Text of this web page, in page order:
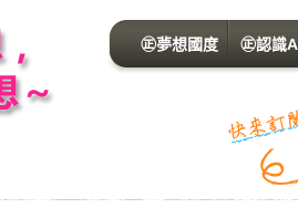
㊣夢想國度 ㊣認識